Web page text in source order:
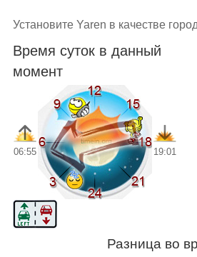
Установите Yaren в качестве
Время суток в данный
момент
06:55 19:01
Разница во